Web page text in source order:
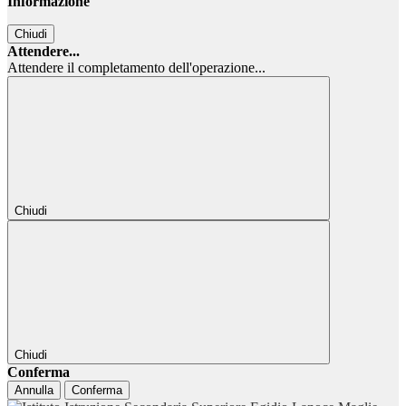
Chiudi
Attendere...
Attendere il completamento dell'operazione...
Chiudi
Chiudi
Conferma
Annulla Conferma